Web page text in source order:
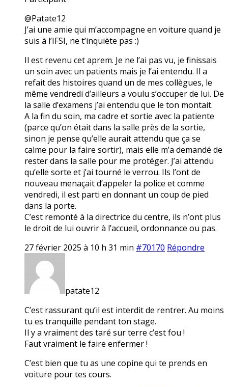
@Patate12
J’ai une amie qui m’accompagne en voiture quand je
suis à l’IFSI, ne t’inquiète pas :)
Il est revenu cet aprem. Je ne l’ai pas vu, je finissais
un soin avec un patients mais je l’ai entendu. Il a
refait des histoires quand un de mes collègues, le
même vendredi d’ailleurs a voulu s’occuper de lui. De
la salle d’examens j’ai entendu que le ton montait.
A la fin du soin, ma cadre et sortie avec la patiente
(parce qu’on était dans la salle près de la sortie,
sinon je pense qu’elle aurait attendu que ça se
calme pour la faire sortir), mais elle m’a demandé de
rester dans la salle pour me protéger. J’ai attendu
qu’elle sorte et j’ai tourné le verrou. Ils l’ont de
nouveau menaçait d’appeler la police et comme
vendredi, il est parti en donnant un coup de pied
dans la porte.
C’est remonté à la directrice du centre, ils n’ont plus
le droit de lui ouvrir à l’accueil, ordonnance ou pas.
27 février 2025 à 10 h 31 min #70170 Répondre
patate12
C’est rassurant qu’il est interdit de rentrer. Au moins
tu es tranquille pendant ton stage.
Il y a vraiment des taré sur terre c’est fou !
Faut vraiment le faire enfermer !
C’est bien que tu as une copine qui te prends en
voiture pour tes cours.